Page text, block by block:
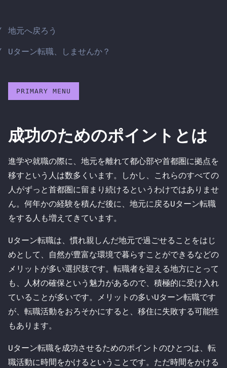
content
地元へ戻ろう
Uターン転職、しませんか？
PRIMARY MENU
成功のためのポイントとは
進学や就職の際に、地元を離れて都心部や首都圏に拠点を
移すという人は数多くいます。しかし、これらのすべての
人がずっと首都圏に留まり続けるというわけではありませ
ん。何年かの経験を積んだ後に、地元に戻るUターン転職
をする人も増えてきています。
Uターン転職は、慣れ親しんだ地元で過ごせることをはじ
めとして、自然が豊富な環境で暮らすことができるなどの
メリットが多い選択肢です。転職者を迎える地方にとって
も、人材の確保という魅力があるので、積極的に受け入れ
ていることが多いです。メリットの多いUターン転職です
が、転職活動をおろそかにすると、移住に失敗する可能性
もあります。
Uターン転職を成功させるためのポイントのひとつは、転
職活動に時間をかけるということです。ただ時間をかける